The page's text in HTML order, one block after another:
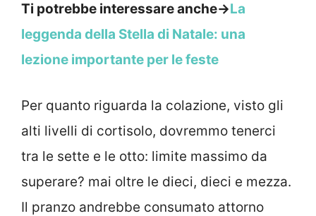
Ti potrebbe interessare anche->La
leggenda della Stella di Natale: una
lezione importante per le feste
Per quanto riguarda la colazione, visto gli
alti livelli di cortisolo, dovremmo tenerci
tra le sette e le otto: limite massimo da
superare? mai oltre le dieci, dieci e mezza.
Il pranzo andrebbe consumato attorno